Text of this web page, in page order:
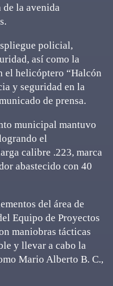
la avenida
policial,
así como la
el helicóptero “Halcón
y seguridad en la
de prensa.
municipal mantuvo
el
calibre .223, marca
abastecido con 40
del área de
Equipo de Proyectos
maniobras tácticas
y llevar a cabo la
Mario Alberto B. C.,